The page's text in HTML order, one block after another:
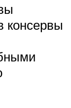
консервы